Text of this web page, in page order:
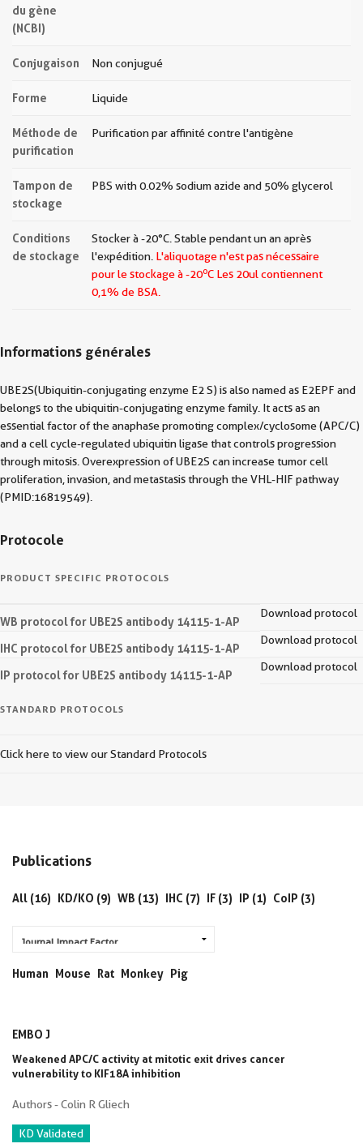
du gène
(NCBI)
Conjugaison Non conjugué
Forme Liquide
Méthode de
purification
Purification par affinité contre l'antigène
Tampon de
stockage
PBS with 0.02% sodium azide and 50% glycerol
Conditions
de stockage
Stocker à -20°C. Stable pendant un an après
l'expédition. L'aliquotage n'est pas nécessaire
pour le stockage à -20oC Les 20ul contiennent
0,1% de BSA.
Informations générales
UBE2S(Ubiquitin-conjugating enzyme E2 S) is also named as E2EPF and
belongs to the ubiquitin-conjugating enzyme family. It acts as an
essential factor of the anaphase promoting complex/cyclosome (APC/C)
and a cell cycle-regulated ubiquitin ligase that controls progression
through mitosis. Overexpression of UBE2S can increase tumor cell
proliferation, invasion, and metastasis through the VHL-HIF pathway
(PMID:16819549).
Protocole
PRODUCT SPECIFIC PROTOCOLS
WB protocol for UBE2S antibody 14115-1-AP
Download protocol
IHC protocol for UBE2S antibody 14115-1-AP
Download protocol
IP protocol for UBE2S antibody 14115-1-AP
Download protocol
STANDARD PROTOCOLS
Click here to view our Standard Protocols
Publications
All (16) KD/KO (9) WB (13) IHC (7) IF (3) IP (1) CoIP (3)
Human Mouse Rat Monkey Pig
EMBO J
Weakened APC/C activity at mitotic exit drives cancer
vulnerability to KIF18A inhibition
Authors - Colin R Gliech
KD Validated